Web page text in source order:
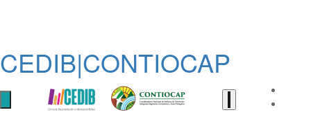
CEDIB|CONTIOCAP